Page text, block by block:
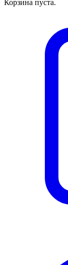
Корзина пуста.